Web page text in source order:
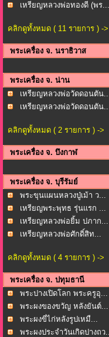
เหรียญหลวงพ่อทองดี (พร...
คลิกดูทั้งหมด ( 11 รายการ ) ->
พระเครื่อง จ. นราธิวาส
พระเครื่อง จ. น่าน
เหรียญหลวงพ่อวัดดอนตัน
เหรียญหลวงพ่อวัดดอนตัน
คลิกดูทั้งหมด ( 2 รายการ ) ->
พระเครื่อง จ. บึงกาฬ
พระเครื่อง จ. บุรีรัมย์
พระขุนแผนหลวงปู่เม้า ว...
เหรียญพระพุทธ รุ่นแรก ...
เหรียญหลวงพ่อยิ้ม ปภาก...
เหรียญหลวงพ่อศักดิ์สิท...
คลิกดูทั้งหมด ( 4 รายการ ) ->
พระเครื่อง จ. ปทุมธานี
พระปางเปิดโลก พระครูอุ...
พระผงของขวัญ หลังยันต์...
พระผงขี่ไก่หลังรูปเหมื...
พระผงประจำวันเกิดปางถว